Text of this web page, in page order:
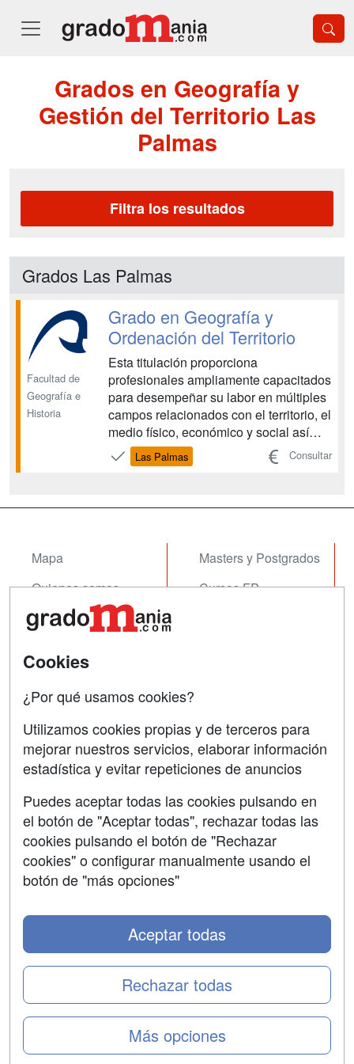
Grados en Geografía y
Gestión del Territorio Las
Palmas
Filtra los resultados
Grados Las Palmas
Facultad de
Geografía e
Historia
Grado en Geografía y
Ordenación del Territorio
Esta titulación proporciona
profesionales ampliamente capacitados
para desempeñar su labor en múltiples
campos relacionados con el territorio, el
medio físico, económico y social así
como la organización política. Una
formación rigurosa, flexible, transversal
Las Palmas Consultar
Mapa
Quienes somos
Tarifas publicidad
Masters y Postgrados
Cursos FP
Contactar
Confidencialidad
Copyleft
SÍGUENOS EN:
Cookies
¿Por qué usamos cookies?
Utilizamos cookies propias y de terceros para
mejorar nuestros servicios, elaborar información
estadística y evitar repeticiones de anuncios
Puedes aceptar todas las cookies pulsando en
el botón de "Aceptar todas", rechazar todas las
cookies pulsando el botón de "Rechazar
cookies" o configurar manualmente usando el
botón de "más opciones"
Más opciones
Rechazar todas
Aceptar todas